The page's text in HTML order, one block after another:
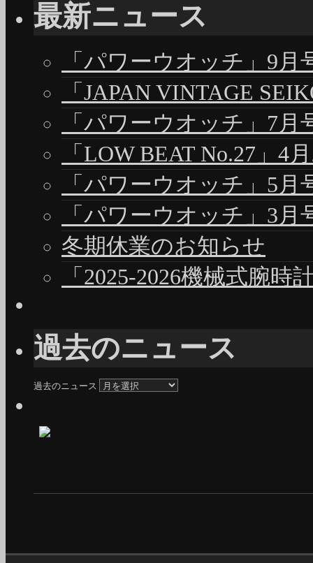
最新ニュース
「パワーウオッチ」9月
「JAPAN VINTAGE
「パワーウオッチ」7月
「LOW BEAT No.27」4
「パワーウオッチ」5月
「パワーウオッチ」3月
冬期休業のお知らせ
「2025-2026機械式腕時
過去のニュース
過去のニュース